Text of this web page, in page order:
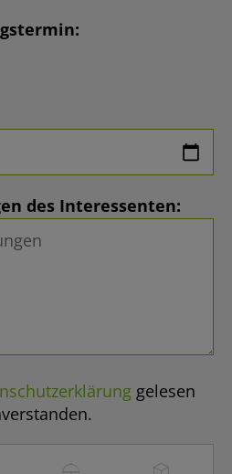
des Interessenten:
gelesen